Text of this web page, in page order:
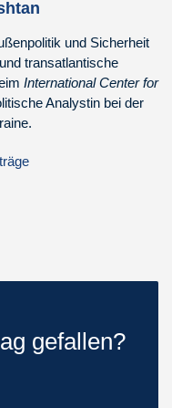
und Sicherheit
transatlantische
International Center for
Analystin bei der
gefallen?